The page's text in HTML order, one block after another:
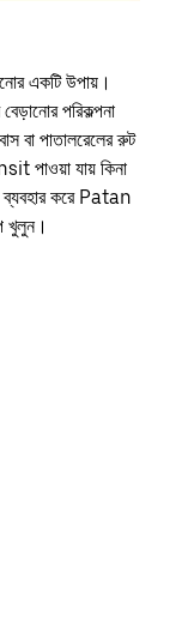
একটি উপায়।
পরিকল্পনা
বা পাতালরেলের রুট
পাওয়া যায় কিনা
ব্যবহার করে Patan
খুলুন।